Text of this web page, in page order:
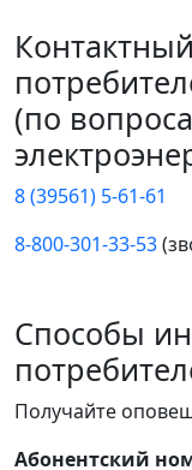
(по
8 (39561) 5-61-61
8-800-301-33-53
Способы
Получайте
Абонентский